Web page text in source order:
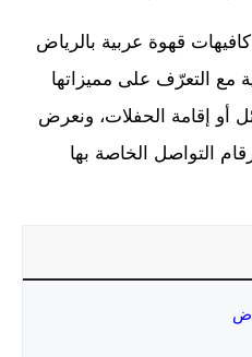
قهوة عربية بالرياض
مع التعرّف على مميزاتها
أو إقامة الحفلات، ونعرض
التواصل الخاصة بها